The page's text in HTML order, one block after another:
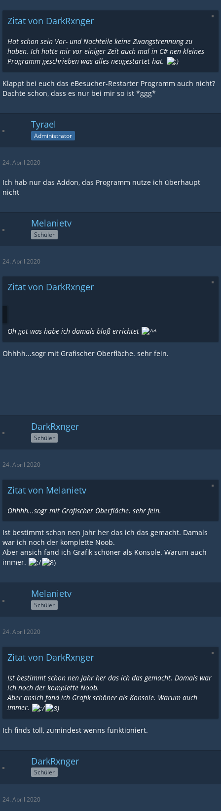
Zitat von DarkRxnger
Hat schon sein Vor- und Nachteile keine Zwangstrennung zu
haben. Ich hatte mir vor einiger Zeit auch mal in C# nen kleines
Programm geschrieben was alles neugestartet hat.
Klappt bei euch das eBesucher-Restarter Programm auch nicht?
Dachte schon, dass es nur bei mir so ist *ggg*
Tyrael
Administrator
24. April 2020
Ich hab nur das Addon, das Programm nutze ich überhaupt
nicht
Melanietv
Schüler
24. April 2020
Zitat von DarkRxnger
Oh got was habe ich damals bloß errichtet
Ohhhh...sogr mit Grafischer Oberfläche. sehr fein.
DarkRxnger
Schüler
24. April 2020
Zitat von Melanietv
Ohhhh...sogr mit Grafischer Oberfläche. sehr fein.
Ist bestimmt schon nen Jahr her das ich das gemacht. Damals
war ich noch der komplette Noob.
Aber ansich fand ich Grafik schöner als Konsole. Warum auch
immer.
Melanietv
Schüler
24. April 2020
Zitat von DarkRxnger
Ist bestimmt schon nen Jahr her das ich das gemacht. Damals war
ich noch der komplette Noob.
Aber ansich fand ich Grafik schöner als Konsole. Warum auch
immer.
Ich finds toll, zumindest wenns funktioniert.
DarkRxnger
Schüler
24. April 2020